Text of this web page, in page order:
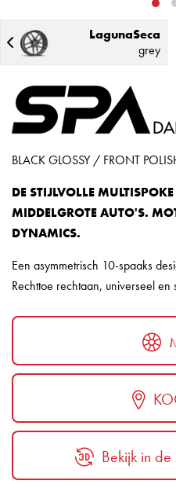
LagunaSeca
grey
BLACK GLOSSY / FRONT
DE STIJLVOLLE
MIDDELGROTE AUTO'S.
DYNAMICS.
Een asymmetrisch 10-spaaks
Rechttoe rechtaan, universeel en
Bekijk in